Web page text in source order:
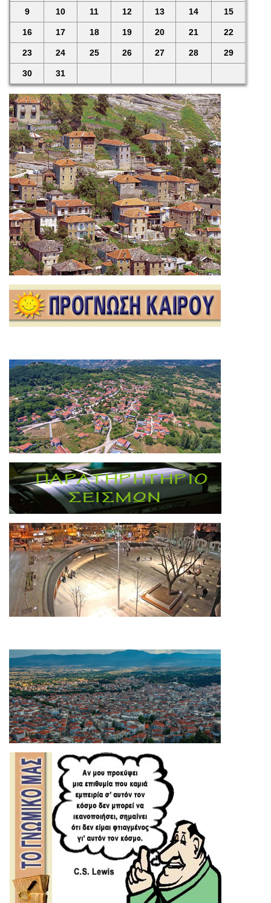
9 10 11 12 13 14 15
16 17 18 19 20 21 22
23 24 25 26 27 28 29
30 31